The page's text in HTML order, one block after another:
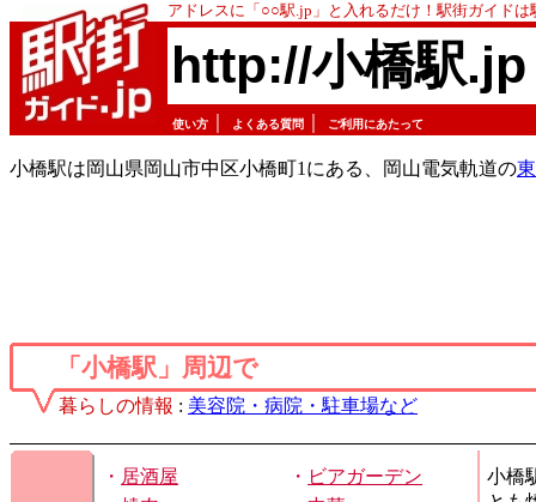
アドレスに「○○駅.jp」と入れるだけ！駅街ガイド
http://小橋駅.jp
使い方 よくある質問 ご利用にあたって
小橋駅は岡山県岡山市中区小橋町1にある、岡山電気軌道の
「小橋駅」周辺で
暮らしの情報 : 美容院・病院・駐車場など
・ 居酒屋 ・ ビアガーデン
小橋